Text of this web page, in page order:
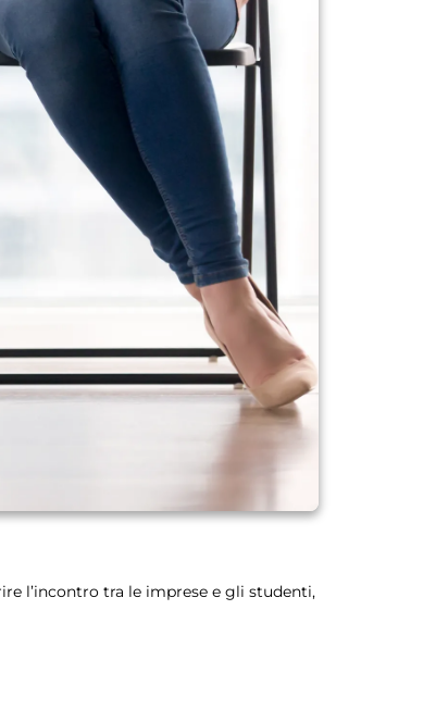
l’incontro tra le imprese e gli studenti,